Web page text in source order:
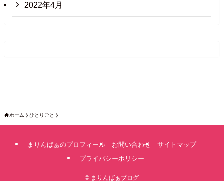
2022年4月
ホーム ひとりごと
まりんばぁのプロフィール お問い合わせ
サイトマップ
プライバシーポリシー
© まりんばぁブログ